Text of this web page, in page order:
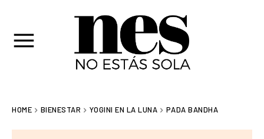
HOME BIENESTAR YOGINI EN LA LUNA PADA BANDHA